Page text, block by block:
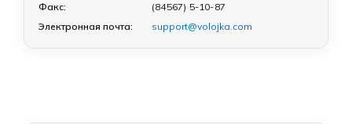
Факс:
(84567) 5-10-87
Электронная почта:
support@volojka.com